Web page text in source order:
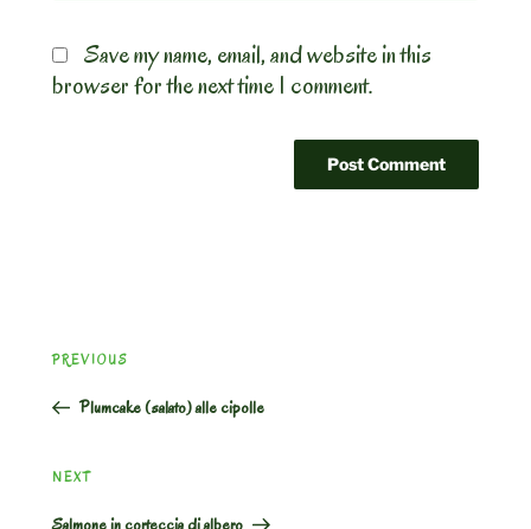
Save my name, email, and website in this
browser for the next time I comment.
navigation
Previous
Post
PREVIOUS
Plumcake (salato) alle cipolle
Next
NEXT
Salmone in corteccia di albero